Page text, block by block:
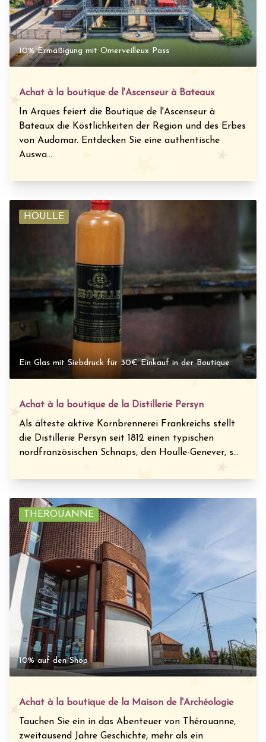
10% Ermäßigung mit Omerveilleux Pass
Achat à la boutique de l'Ascenseur à Bateaux
In Arques feiert die Boutique de l'Ascenseur à
Bateaux die Köstlichkeiten der Region und des Erbes
von Audomar. Entdecken Sie eine authentische
Auswa...
HOULLE
Ein Glas mit Siebdruck für 30€ Einkauf in der Boutique
Achat à la boutique de la Distillerie Persyn
Als älteste aktive Kornbrennerei Frankreichs stellt
die Distillerie Persyn seit 1812 einen typischen
nordfranzösischen Schnaps, den Houlle-Genever, s...
THEROUANNE
10% auf den Shop
Achat à la boutique de la Maison de l'Archéologie
Tauchen Sie ein in das Abenteuer von Thérouanne,
zweitausend Jahre Geschichte, mehr als ein